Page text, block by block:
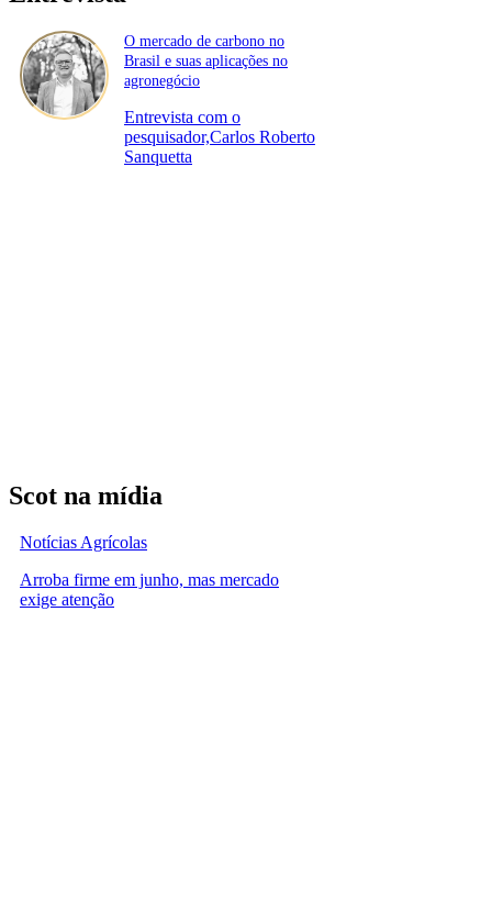
O mercado de carbono no
Brasil e suas aplicações no
agronegócio
Entrevista com o
pesquisador,Carlos Roberto
Sanquetta
Scot na mídia
Notícias Agrícolas
Arroba firme em junho, mas mercado
exige atenção